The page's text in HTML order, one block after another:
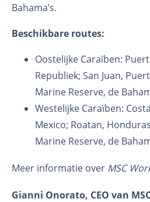
Bahama’s.
Beschikbare routes:
Oostelijke Caraïben:
Republiek; San Juan,
Marine Reserve, de
Westelijke Caraïben:
Mexico; Roatan,
Marine Reserve, de
Meer informatie over MSC
Gianni Onorato, CEO van